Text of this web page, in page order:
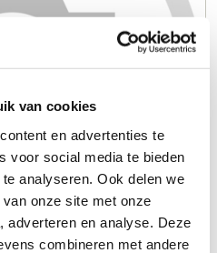
van cookies
en advertenties te
voor social media te bieden
analyseren. Ook delen we
onze site met onze
adverteren en analyse. Deze
combineren met andere